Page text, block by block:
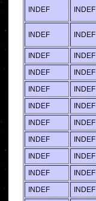
INDEF INDEF
INDEF INDEF
INDEF INDEF
INDEF
INDEF
INDEF
INDEF
INDEF
INDEF
INDEF
INDEF
INDEF
INDEF
INDEF
INDEF
INDEF
INDEF
INDEF
INDEF